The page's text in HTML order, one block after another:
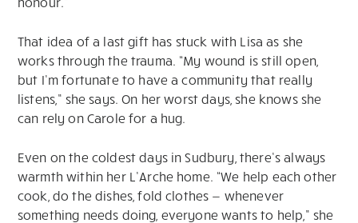
That idea of a last gift has stuck with Lisa as she
works through the trauma. “My wound is still open,
but I’m fortunate to have a community that really
listens,” she says. On her worst days, she knows she
can rely on Carole for a hug.
Even on the coldest days in Sudbury, there’s always
warmth within her L’Arche home. “We help each other
cook, do the dishes, fold clothes — whenever
something needs doing, everyone wants to help,” she